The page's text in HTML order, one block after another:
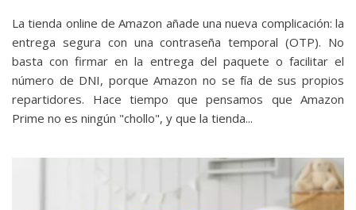
La tienda online de Amazon añade una nueva complicación: la
entrega segura con una contraseña temporal (OTP). No
basta con firmar en la entrega del paquete o facilitar el
número de DNI, porque Amazon no se fía de sus propios
repartidores. Hace tiempo que pensamos que Amazon
Prime no es ningún "chollo"‎, y que la tienda...